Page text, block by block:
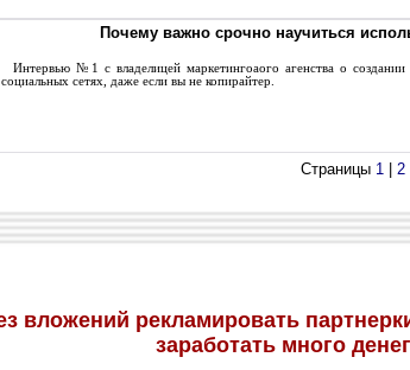
Почему важно срочно научиться
Интервью №1 с владелицей маркетингоаого агенства о
социальных сетях, даже если вы не копирайтер.
Страницы 1 | 2